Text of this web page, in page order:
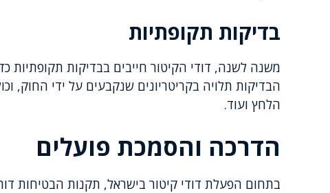
בדיקות תקופתיות
משנה לשנה, דודי הקיטור חייבים בבדיקות תקופתיות
הבדיקות תלויה בקריטריונים שנקבעים על ידי החוק,
הלחץ ועוד.
הדרכה והסמכת פועלים
בתחום הפעלת דודי קיטור בישראל, תקנות הבטיחות